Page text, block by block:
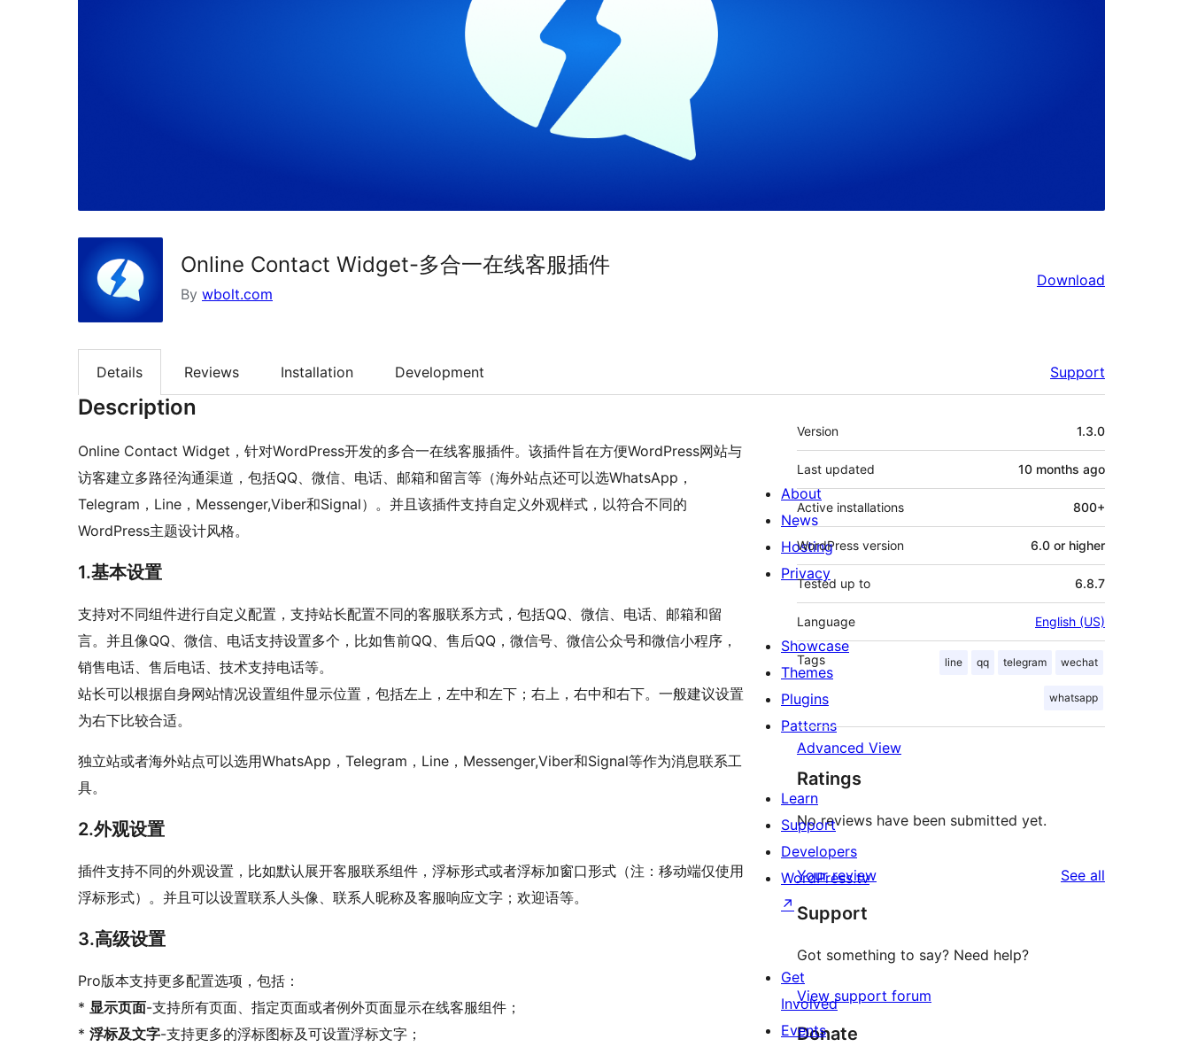
Online Contact Widget-多合一在线客服插件
By wbolt.com
Download
Details Reviews Installation Development Support
Description
Online Contact Widget，针对WordPress开发的多合一在线客服插件。该插件旨在方便WordPress网站与
访客建立多路径沟通渠道，包括QQ、微信、电话、邮箱和留言等（海外站点还可以选WhatsApp，
Telegram，Line，Messenger,Viber和Signal）。并且该插件支持自定义外观样式，以符合不同的
WordPress主题设计风格。
1.基本设置
支持对不同组件进行自定义配置，支持站长配置不同的客服联系方式，包括QQ、微信、电话、邮箱和留
言。并且像QQ、微信、电话支持设置多个，比如售前QQ、售后QQ，微信号、微信公众号和微信小程序，
销售电话、售后电话、技术支持电话等。
站长可以根据自身网站情况设置组件显示位置，包括左上，左中和左下；右上，右中和右下。一般建议设置
为右下比较合适。
独立站或者海外站点可以选用WhatsApp，Telegram，Line，Messenger,Viber和Signal等作为消息联系工
具。
2.外观设置
插件支持不同的外观设置，比如默认展开客服联系组件，浮标形式或者浮标加窗口形式（注：移动端仅使用
浮标形式）。并且可以设置联系人头像、联系人昵称及客服响应文字；欢迎语等。
3.高级设置
Pro版本支持更多配置选项，包括：
* 显示页面-支持所有页面、指定页面或者例外页面显示在线客服组件；
* 浮标及文字-支持更多的浮标图标及可设置浮标文字；
Meta
Version 1.3.0
Last updated 10 months ago
Active installations 800+
WordPress version 6.0 or higher
Tested up to 6.8.7
Language English (US)
Tags line qq telegram wechat
whatsapp
Advanced View
Ratings
No reviews have been submitted yet.
Your review See all
Support
Got something to say? Need help?
View support forum
Donate
About
News
Hosting
Privacy
Showcase
Themes
Plugins
Patterns
Learn
Support
Developers
WordPress.tv
↗
Get
Involved
Events